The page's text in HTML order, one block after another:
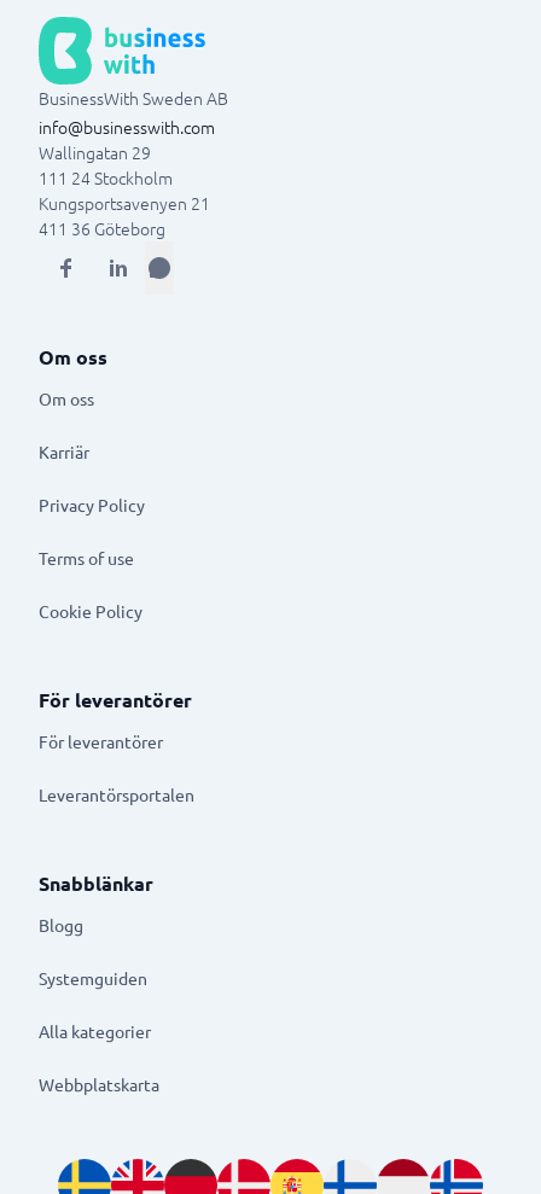
BusinessWith Sweden AB
info@businesswith.com
Wallingatan 29
111 24Stockholm
Kungsportsavenyen 21
411 36 Göteborg
Om oss
Om oss
Karriär
Privacy Policy
Terms of use
Cookie Policy
För leverantörer
För leverantörer
Leverantörsportalen
Snabblänkar
Blogg
Systemguiden
Alla kategorier
Webbplatskarta